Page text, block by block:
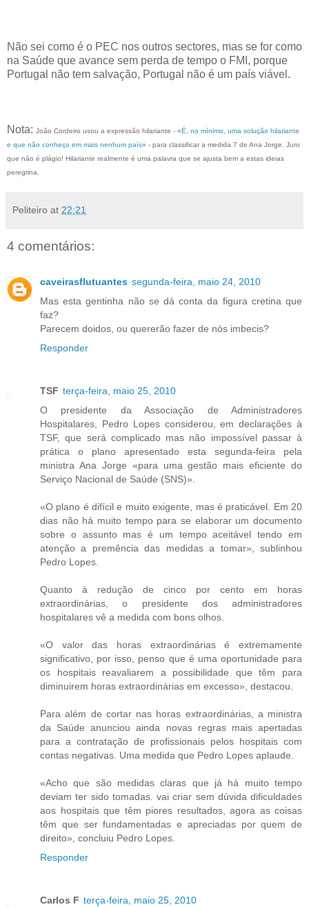
Não sei como é o PEC nos outros sectores, mas se for como
na Saúde que avance sem perda de tempo o FMI, porque
Portugal não tem salvação, Portugal não é um país viável.
Nota: João Cordeiro usou a expressão hilariante - «É, no mínimo, uma solução hilariante
e que não conheço em mais nenhum país» - para classificar a medida 7 de Ana Jorge. Juro
que não é plágio! Hilariante realmente é uma palavra que se ajusta bem a estas ideias
peregrina.
Peliteiro at 22:21
4 comentários:
caveirasflutuantes segunda-feira, maio 24, 2010
Mas esta gentinha não se dá conta da figura cretina que
faz?
Parecem doidos, ou quererão fazer de nós imbecis?
Responder
TSF terça-feira, maio 25, 2010
O presidente da Associação de Administradores
Hospitalares, Pedro Lopes considerou, em declarações à
TSF, que será complicado mas não impossível passar à
prática o plano apresentado esta segunda-feira pela
ministra Ana Jorge «para uma gestão mais eficiente do
Serviço Nacional de Saúde (SNS)».
«O plano é difícil e muito exigente, mas é praticável. Em 20
dias não há muito tempo para se elaborar um documento
sobre o assunto mas é um tempo aceitável tendo em
atenção a premência das medidas a tomar», sublinhou
Pedro Lopes.
Quanto à redução de cinco por cento em horas
extraordinárias, o presidente dos administradores
hospitalares vê a medida com bons olhos.
«O valor das horas extraordinárias é extremamente
significativo, por isso, penso que é uma oportunidade para
os hospitais reavaliarem a possibilidade que têm para
diminuirem horas extraordinárias em excesso», destacou.
Para além de cortar nas horas extraordinárias, a ministra
da Saúde anunciou ainda novas regras mais apertadas
para a contratação de profissionais pelos hospitais com
contas negativas. Uma medida que Pedro Lopes aplaude.
«Acho que são medidas claras que já há muito tempo
deviam ter sido tomadas. vai criar sem dúvida dificuldades
aos hospitais que têm piores resultados, agora as coisas
têm que ser fundamentadas e apreciadas por quem de
direito», concluiu Pedro Lopes.
Responder
Carlos F terça-feira, maio 25, 2010